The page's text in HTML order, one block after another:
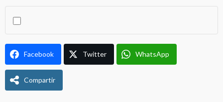
TALLA
ROCKBROS
cantidad
Facebook Twitter WhatsApp
Compartir